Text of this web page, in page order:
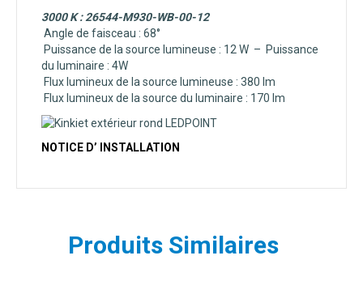
3000 K : 26544-M930-WB-00-12
Angle de faisceau : 68°
Puissance de la source lumineuse : 12 W – Puissance
du luminaire : 4W
Flux lumineux de la source lumineuse : 380 lm
Flux lumineux de la source du luminaire : 170 lm
NOTICE D’ INSTALLATION
Produits Similaires